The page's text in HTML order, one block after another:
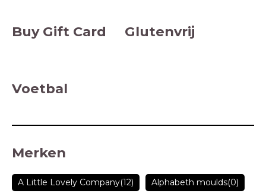
Buy Gift Card Glutenvrij
Voetbal
Merken
A Little Lovely Company(12) Alphabeth moulds(0)